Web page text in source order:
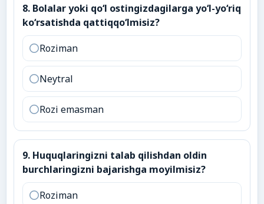
8. Bolalar yoki qo‘l ostingizdagilarga yo‘l-yo‘riq
8. Bolalar yoki qo‘l ostingizdagilarga yo‘l-yo‘riq
ko‘rsatishda qattiqqo‘lmisiz?
Roziman
Neytral
Rozi emasman
9. Huquqlaringizni talab qilishdan oldin
9. Huquqlaringizni talab qilishdan oldin
burchlaringizni bajarishga moyilmisiz?
Roziman